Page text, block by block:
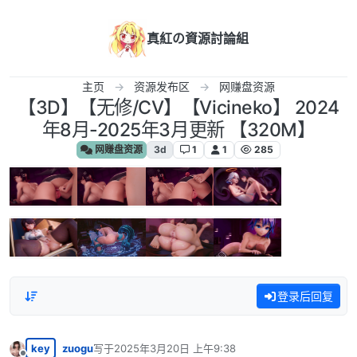
真紅の資源討論組
主页 资源发布区 网赚盘资源
【3D】【无修/CV】【Vicineko】 2024
年8月-2025年3月更新 【320M】
网赚盘资源 3d 1 1 285
登录后回复
key zuogu写于2025年3月20日 上午9:38